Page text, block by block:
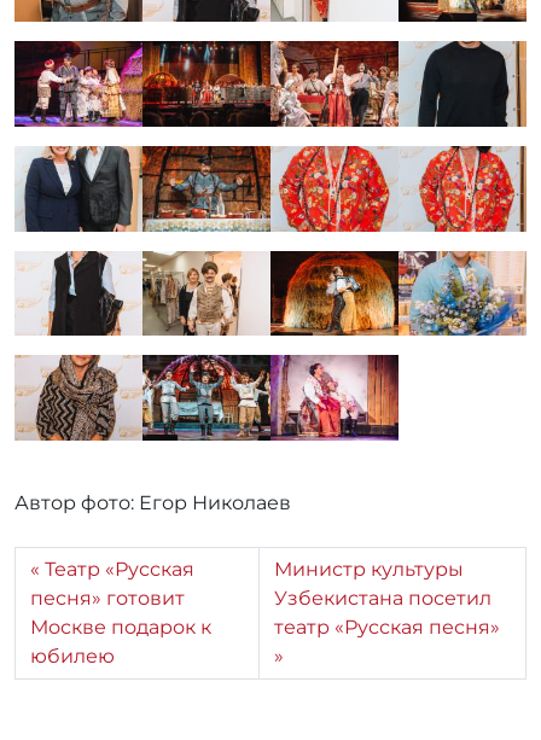
Автор фото: Егор Николаев
Театр «Русская
песня» готовит
Москве подарок к
юбилею
Министр культуры
Узбекистана посетил
театр «Русская песня»